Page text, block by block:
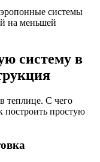
системы
на меньшей
систему в
теплице. С чего
построить простую